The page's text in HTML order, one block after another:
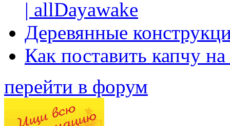
| allDayawake
Деревянные
Как поставить капчу
перейти в форум